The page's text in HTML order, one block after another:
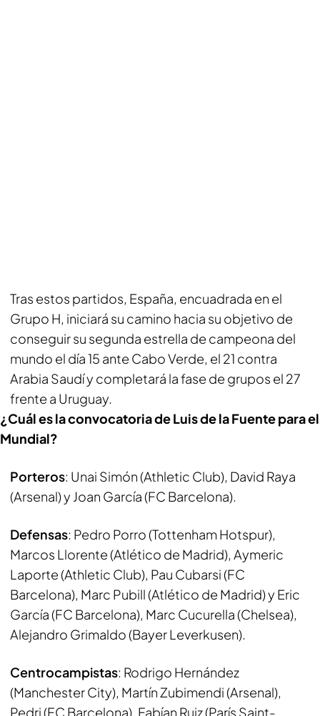
Tras estos partidos, España, encuadrada en el
Grupo H, iniciará su camino hacia su objetivo de
conseguir su segunda estrella de campeona del
mundo el día 15 ante Cabo Verde, el 21 contra
Arabia Saudí y completará la fase de grupos el 27
frente a Uruguay.
¿Cuál es la convocatoria de Luis de la Fuente para el
Mundial?
Porteros: Unai Simón (Athletic Club), David Raya
(Arsenal) y Joan García (FC Barcelona).
Defensas: Pedro Porro (Tottenham Hotspur),
Marcos Llorente (Atlético de Madrid), Aymeric
Laporte (Athletic Club), Pau Cubarsi (FC
Barcelona), Marc Pubill (Atlético de Madrid) y Eric
García (FC Barcelona), Marc Cucurella (Chelsea),
Alejandro Grimaldo (Bayer Leverkusen).
Centrocampistas: Rodrigo Hernández
(Manchester City), Martín Zubimendi (Arsenal),
Pedri (FC Barcelona), Fabían Ruiz (París Saint-